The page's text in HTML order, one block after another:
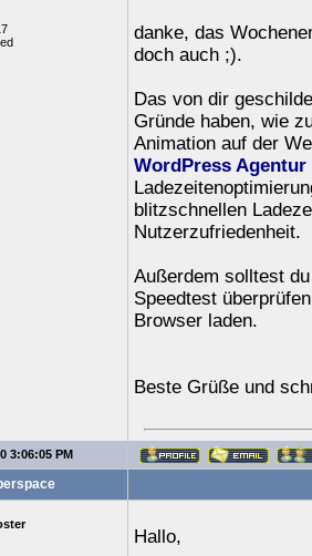
danke, das
doch auch ;).
Das von dir
Gründe haben, wie
Animation auf der
WordPress Agentur
blitzschnellen
Nutzerzufriedenheit.
Außerdem solltest
Speedtest
Browser laden.
Beste Grüße und
3:06:05 PM
Hallo,